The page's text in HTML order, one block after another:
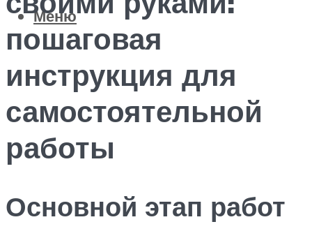
Меню
пошаговая
инструкция для
самостоятельной
работы
Основной этап работ